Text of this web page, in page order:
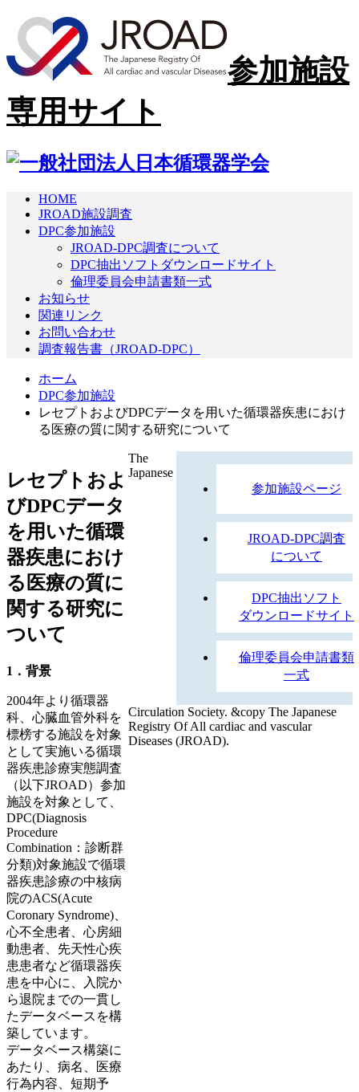
参加施設
専用サイト
HOME
JROAD施設調査
DPC参加施設
JROAD-DPC調査について
DPC抽出ソフトダウンロードサイト
倫理委員会申請書類一式
お知らせ
関連リンク
お問い合わせ
調査報告書 （JROAD-DPC）
ホーム
DPC参加施設
レセプトおよびDPCデータを用いた循環器疾患におけ
る医療の質に関する研究について
レセプトおよ
びDPCデータ
を用いた循環
器疾患におけ
る医療の質に
関する研究に
ついて
1．背景
2004年より循環器
科、心臓血管外科を
標榜する施設を対象
として実施いる循環
器疾患診療実態調査
（以下JROAD）参加
施設を対象として、
DPC(Diagnosis
Procedure
Combination：診断群
分類)対象施設で循環
器疾患診療の中核病
院のACS(Acute
Coronary Syndrome)、
心不全患者、心房細
動患者、先天性心疾
患患者など循環器疾
患を中心に、入院か
ら退院までの一貫し
たデータベースを構
築しています。
データベース構築に
あたり、病名、医療
行為内容、短期予
参加施設ページ
JROAD-DPC調査
について
DPC抽出ソフト
ダウンロードサイト
倫理委員会申請書類
一式
The
Japanese
Circulation Society. &copy The Japanese
Registry Of All cardiac and vascular
Diseases (JROAD).